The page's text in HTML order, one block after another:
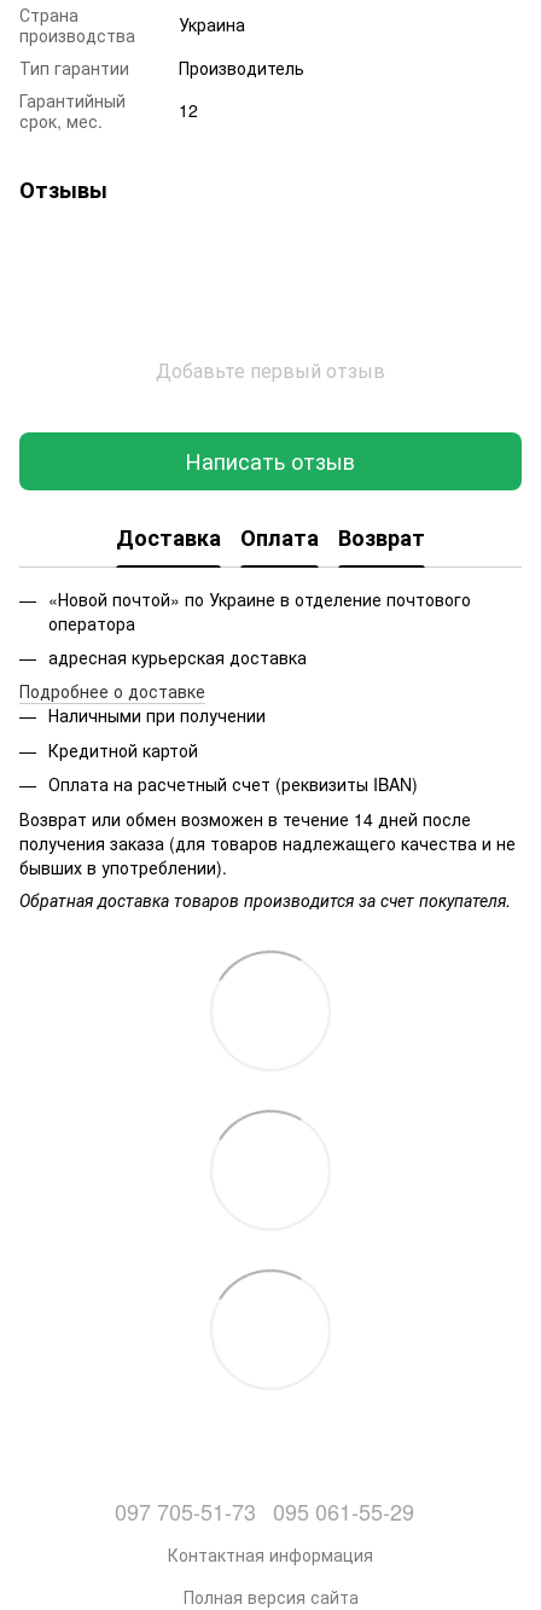
Страна
производства
Украина
Тип гарантии
Производитель
Гарантийный
срок, мес.
12
Отзывы
Добавьте первый отзыв
Написать отзыв
Доставка Оплата Возврат
«Новой почтой» по Украине в отделение почтового
оператора
адресная курьерская доставка
Подробнее о доставке
Наличными при получении
Кредитной картой
Оплата на расчетный счет (реквизиты IBAN)
Возврат или обмен возможен в течение 14 дней после
получения заказа (для товаров надлежащего качества и не
бывших в употреблении).
Обратная доставка товаров производится за счет покупателя.
097 705-51-73 095 061-55-29
Контактная информация
Полная версия сайта